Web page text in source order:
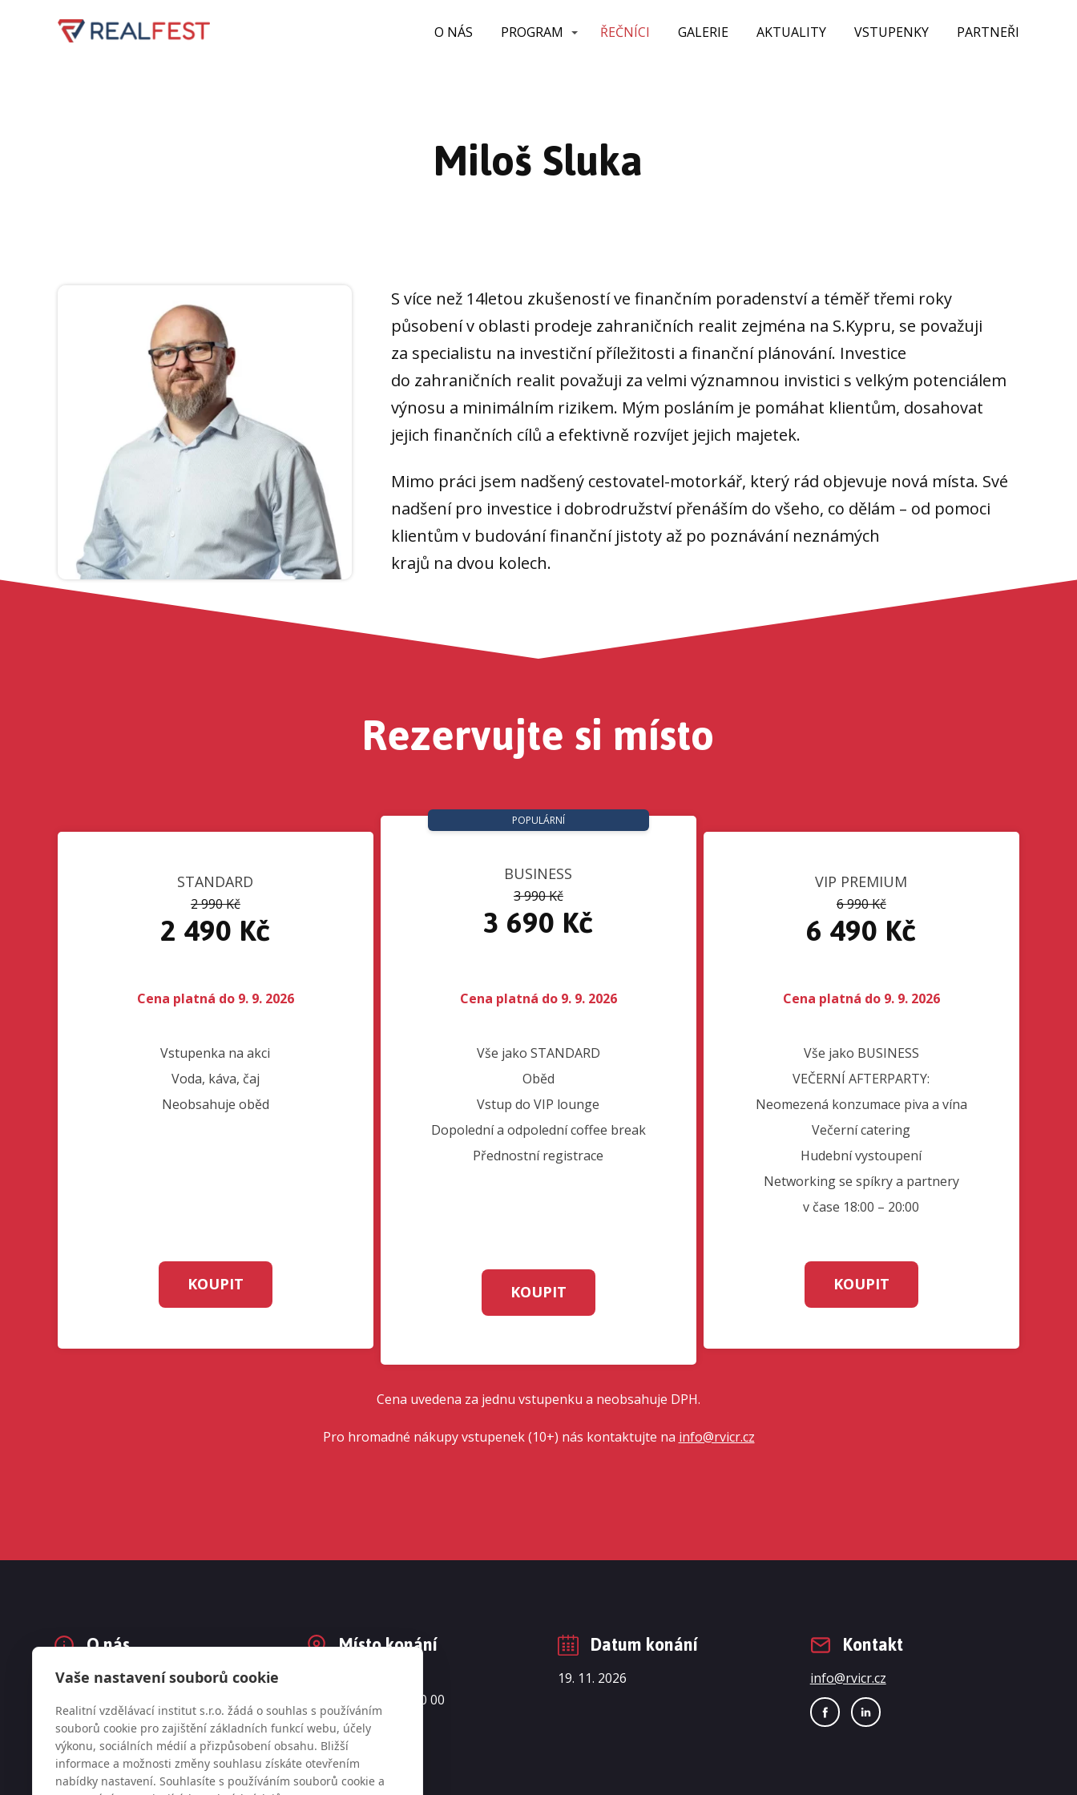
Vaše nastavení souborů cookie
Realitní vzdělávací institut s.r.o. žádá o souhlas s používáním
souborů cookie pro zajištění základních funkcí webu, účely
výkonu, sociálních médií a přizpůsobení obsahu. Bližší
informace a možnosti změny souhlasu získáte otevřením
nabídky nastavení. Souhlasíte s používáním souborů cookie a
O NÁS PROGRAM ŘEČNÍCI GALERIE AKTUALITY VSTUPENKY PARTNEŘI
Miloš Sluka
S více než 14letou zkušeností ve finančním poradenství a téměř třemi roky
působení v oblasti prodeje zahraničních realit zejména na S.Kypru, se považuji
za specialistu na investiční příležitosti a finanční plánování. Investice
do zahraničních realit považuji za velmi významnou invistici s velkým potenciálem
výnosu a minimálním rizikem. Mým posláním je pomáhat klientům, dosahovat
jejich finančních cílů a efektivně rozvíjet jejich majetek.
Mimo práci jsem nadšený cestovatel-motorkář, který rád objevuje nová místa. Své
nadšení pro investice i dobrodružství přenáším do všeho, co dělám – od pomoci
klientům v budování finanční jistoty až po poznávání neznámých
krajů na dvou kolech.
Rezervujte si místo
STANDARD
2 990 Kč
2 490 Kč
Cena platná do 9. 9. 2026
Vstupenka na akci
Voda, káva, čaj
Neobsahuje oběd
KOUPIT
BUSINESS
3 990 Kč
3 690 Kč
POPULÁRNÍ
Cena platná do 9. 9. 2026
Vše jako STANDARD
Oběd
Vstup do VIP lounge
Dopolední a odpolední coffee break
Přednostní registrace
KOUPIT
VIP PREMIUM
6 990 Kč
6 490 Kč
Cena platná do 9. 9. 2026
Vše jako BUSINESS
VEČERNÍ AFTERPARTY:
Neomezená konzumace piva a vína
Večerní catering
Hudební vystoupení
Networking se spíkry a partnery
v čase 18:00 – 20:00
KOUPIT
Cena uvedena za jednu vstupenku a neobsahuje DPH.
Pro hromadné nákupy vstupenek (10+) nás kontaktujte na info@rvicr.cz
O nás
Konferenci organizuje společnost
(IČO 06034942)
Místo konání
Praha 4 - Nusle, 140 00
Datum konání
19. 11. 2026
Kontakt
info@rvicr.cz